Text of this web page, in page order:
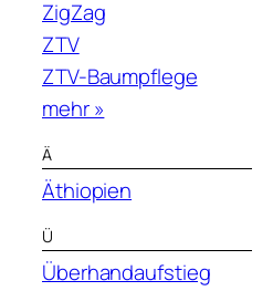
ZigZag
ZTV
ZTV-Baumpflege
mehr »
Ä
Äthiopien
Ü
Überhandaufstieg